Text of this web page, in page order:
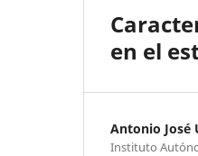
en el
Antonio José
Instituto